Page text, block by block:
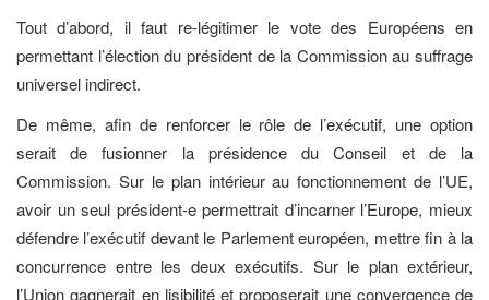
Tout d’abord, il faut re-légitimer le vote des Européens en
permettant l’élection du président de la Commission au suffrage
universel indirect.
De même, afin de renforcer le rôle de l’exécutif, une option
serait de fusionner la présidence du Conseil et de la
Commission. Sur le plan intérieur au fonctionnement de l’UE,
avoir un seul président-e permettrait d’incarner l’Europe, mieux
défendre l’exécutif devant le Parlement européen, mettre fin à la
concurrence entre les deux exécutifs. Sur le plan extérieur,
l’Union gagnerait en lisibilité et proposerait une convergence de